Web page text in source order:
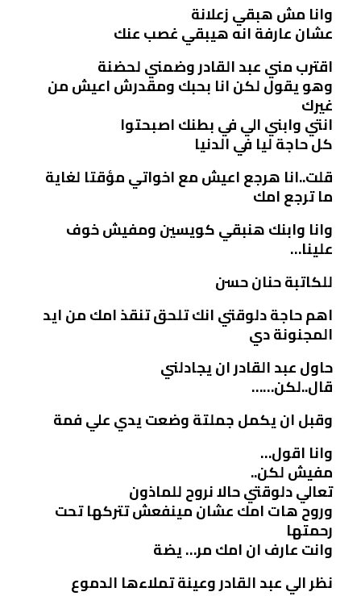
وانا مش هبقي زعلانة
عشان عارفة انه هيبقي غصب عنك
اقترب مني عبد القادر وضمني لحضنة
وهو يقول لكن انا بحبك ومقدرش اعيش من
غيرك
انتي وابني الي في بطنك اصبحتوا
كل حاجة ليا في الدنيا
قلت..انا هرجع اعيش مع اخواتي مؤقتا لغاية
ما ترجع امك
وانا وابنك هنبقي كويسين ومفيش خوف
علينا…
للكاتبة حنان حسن
اهم حاجة دلوقتي انك تلحق تنقذ امك من ايد
المجنونة دي
حاول عبد القادر ان يجادلني
قال..لكن……
وقبل ان يكمل جملتة وضعت يدي علي فمة
وانا اقول…
مفيش لكن..
تعالي دلوقتي حالا نروح للماذون
وروح هات امك عشان مينفعش تتركها تحت
رحمتها
وانت عارف ان امك مر… يضة
نظر الي عبد القادر وعينة تملاءها الدموع